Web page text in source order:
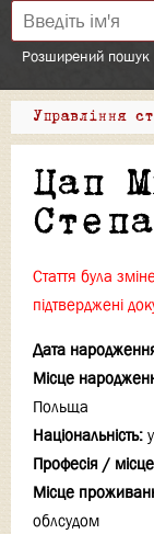
Розширений пошук
Управління
Цап
Стаття була
підтверджені
Дата
Місце
Польща
Національність:
Професія /
Місце
облсудом